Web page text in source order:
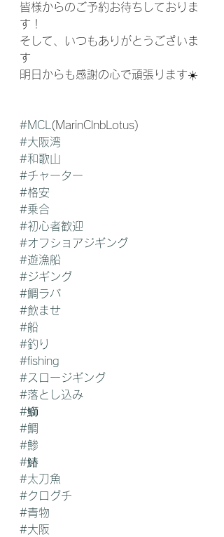
皆様からのご予約お待ちしておりま
す！
そして、いつもありがとうございま
す
明日からも感謝の心で頑張ります☀️
#MCL (MarinClnbLotus)
#大阪湾
#和歌山
#チャーター
#格安
#乗合
#初心者歓迎
#オフショアジギング
#遊漁船
#ジギング
#鯛ラバ
#飲ませ
#船
#釣り
#fishing
#スロージギング
#落とし込み
#鰤
#鯛
#鯵
#鰆
#太刀魚
#クログチ
#青物
#大阪